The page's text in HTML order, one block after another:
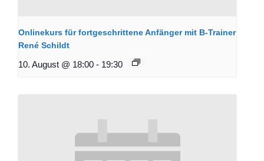
Onlinekurs für fortgeschrittene Anfänger mit B-Trainer
René Schildt
10. August @ 18:00 - 19:30